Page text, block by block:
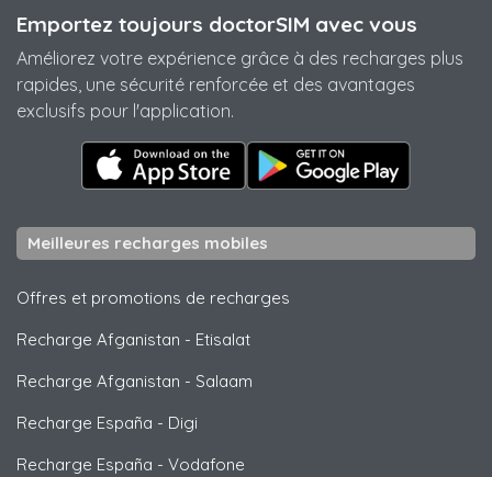
Emportez toujours doctorSIM avec vous
Améliorez votre expérience grâce à des recharges plus
rapides, une sécurité renforcée et des avantages
exclusifs pour l'application.
Meilleures recharges mobiles
Offres et promotions de recharges
Recharge Afganistan - Etisalat
Recharge Afganistan - Salaam
Recharge España - Digi
Recharge España - Vodafone